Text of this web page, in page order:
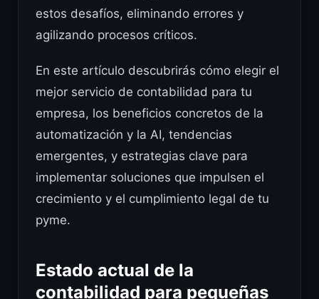
estos desafíos, eliminando errores y
agilizando procesos críticos.
En este artículo descubrirás cómo elegir el
mejor servicio de contabilidad para tu
empresa, los beneficios concretos de la
automatización y la AI, tendencias
emergentes, y estrategias clave para
implementar soluciones que impulsen el
crecimiento y el cumplimiento legal de tu
pyme.
Estado actual de la
contabilidad para pequeñas